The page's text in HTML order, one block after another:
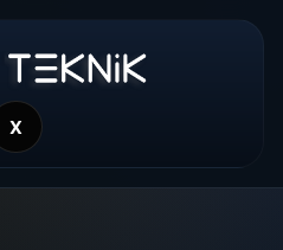
X